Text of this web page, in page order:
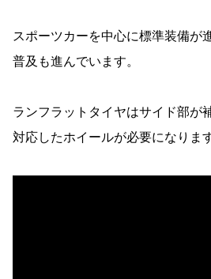
スポーツカーを中心に標準装備が
普及も進んでいます。
ランフラットタイヤはサイド部が
対応したホイールが必要になります